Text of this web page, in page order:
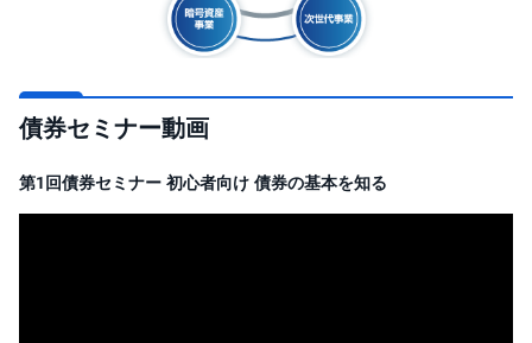
債券セミナー動画
第1回債券セミナー 初心者向け 債券の基本を知る